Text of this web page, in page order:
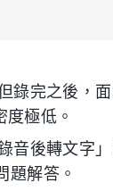
錄完之後，
極低。
音後轉文字
題解答。